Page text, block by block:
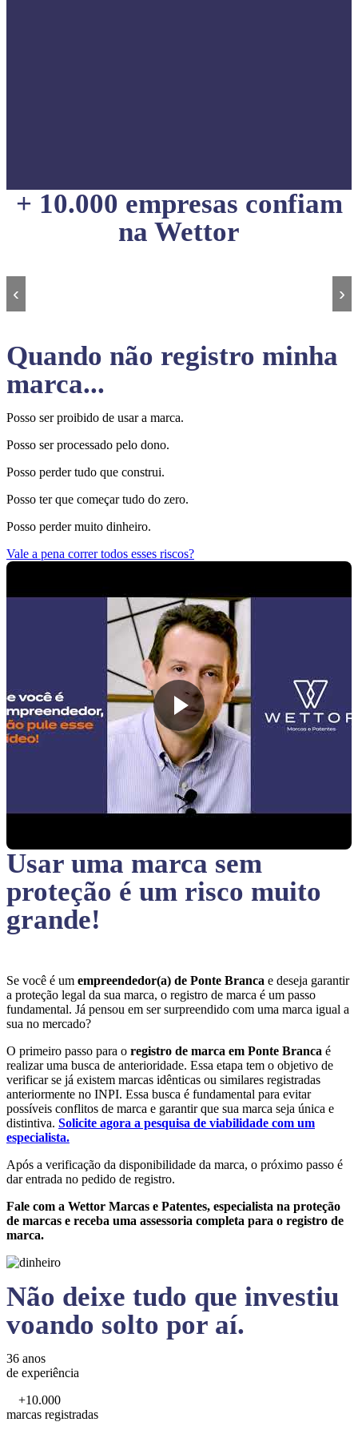
+ 10.000 empresas confiam
na Wettor
‹ ›
Quando não registro minha
marca...
Posso ser proibido de usar a marca.
Posso ser processado pelo dono.
Posso perder tudo que construi.
Posso ter que começar tudo do zero.
Posso perder muito dinheiro.
Vale a pena correr todos esses riscos?
Usar uma marca sem
proteção é um risco muito
grande!
Se você é um empreendedor(a) de Ponte Branca e deseja garantir
a proteção legal da sua marca, o registro de marca é um passo
fundamental. Já pensou em ser surpreendido com uma marca igual a
sua no mercado?
O primeiro passo para o registro de marca em Ponte Branca é
realizar uma busca de anterioridade. Essa etapa tem o objetivo de
verificar se já existem marcas idênticas ou similares registradas
anteriormente no INPI. Essa busca é fundamental para evitar
possíveis conflitos de marca e garantir que sua marca seja única e
distintiva. Solicite agora a pesquisa de viabilidade com um
especialista.
Após a verificação da disponibilidade da marca, o próximo passo é
dar entrada no pedido de registro.
Fale com a Wettor Marcas e Patentes, especialista na proteção
de marcas e receba uma assessoria completa para o registro de
marca.
Não deixe tudo que investiu
voando solto por aí.
36 anos
de experiência
+10.000
marcas registradas